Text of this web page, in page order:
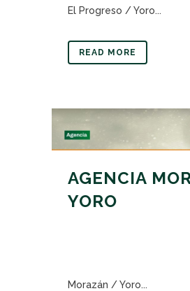
El Progreso / Yoro...
READ MORE
AGENCIA
YORO
Morazán / Yoro...